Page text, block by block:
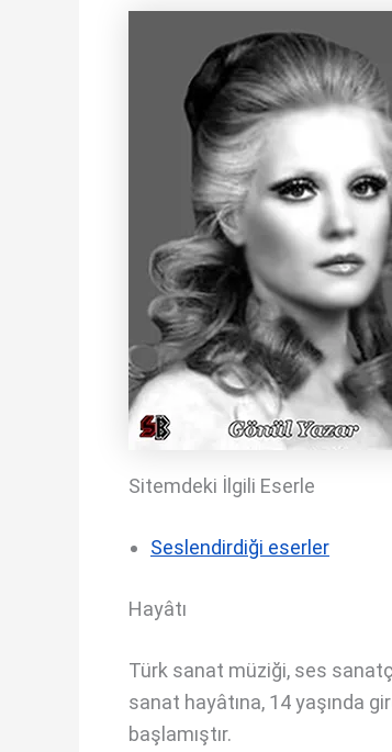
Sitemdeki İlgili Eserle
Seslendirdiği eserler
Hayâtı
Türk sanat müziği, ses
sanat hayâtına, 14 yaşında
başlamıştır.